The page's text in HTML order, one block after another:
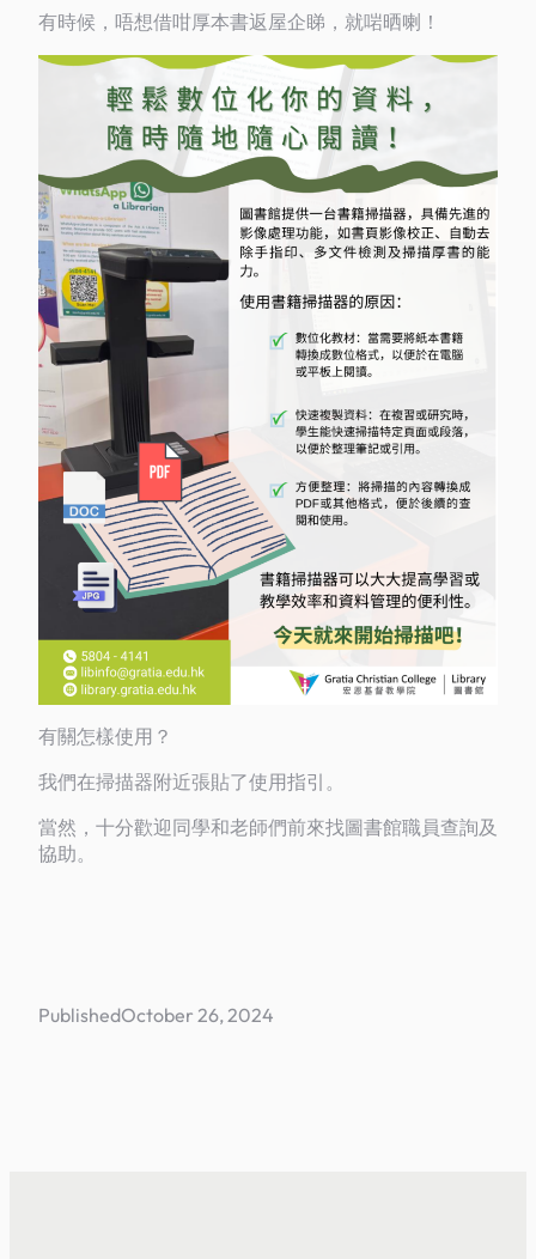
有時候，唔想借咁厚本書返屋企睇，就啱晒喇！
有關怎樣使用？
我們在掃描器附近張貼了使用指引。
當然，十分歡迎同學和老師們前來找圖書館職員查詢及
協助。
PublishedOctober 26, 2024